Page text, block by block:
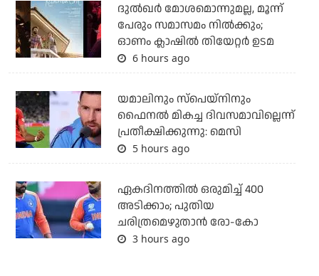
ദുല്‍ഖര്‍ മോശമൊന്നുമല്ല, മൂന്ന്
പേരും സമാസമം നില്‍ക്കും;
ഓണം ക്ലാഷില്‍ തിയേറ്റര്‍ ഉടമ
6 hours ago
യമാലിനും സ്‌പെയ്‌നിനും
ഫൈനൽ മികച്ച ദിവസമാവില്ലെന്ന്
പ്രതീക്ഷിക്കുന്നു: മെസി
5 hours ago
ഏകദിനത്തില്‍ ഒരുമിച്ച് 400
അടിക്കാം; പുതിയ
ചരിത്രമെഴുതാന്‍ രോ-കോ
3 hours ago